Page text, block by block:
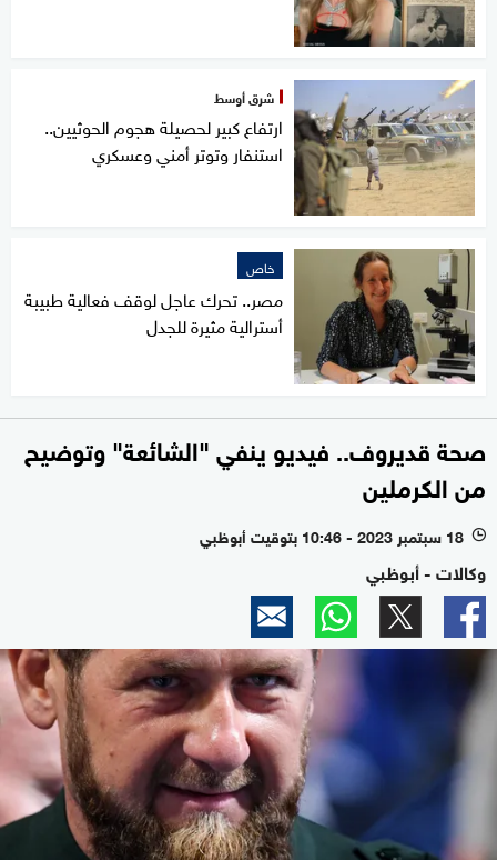
شرق أوسط
ارتفاع كبير لحصيلة هجوم الحوثيين..
استنفار وتوتر أمني وعسكري
خاص
مصر.. تحرك عاجل لوقف فعالية طبيبة
أسترالية مثيرة للجدل
صحة قديروف.. فيديو ينفي "الشائعة" وتوضيح
من الكرملين
l 18 سبتمبر 2023 - 10:46 بتوقيت أبوظبي
وكالات - أبوظبي